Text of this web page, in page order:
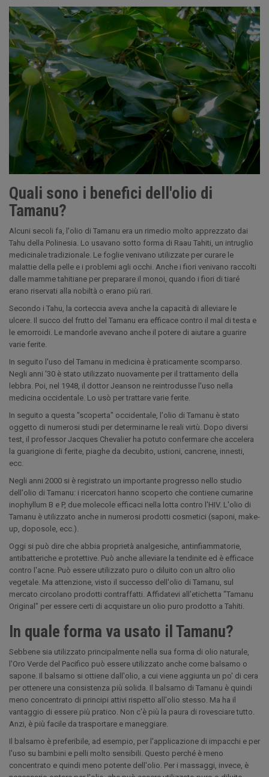
Quali sono i benefici dell'olio di
Tamanu?
Alcuni secoli fa, l'olio di Tamanu era un rimedio molto apprezzato dai
Tahu della Polinesia. Lo usavano sotto forma di Raau Tahiti, un intruglio
medicinale tradizionale. Le foglie venivano utilizzate per curare le
malattie della pelle e i problemi agli occhi. Anche i fiori venivano raccolti
dalle mamme tahitiane per preparare il monoi, quando i fiori di tiaré
erano riservati alla nobiltà o erano più rari.
Secondo i Tahu, la corteccia aveva anche la capacità di alleviare le
ulcere. Il succo del frutto del Tamanu era efficace contro il mal di testa e
le emorroidi. Le mandorle avevano anche il potere di aiutare a guarire
varie ferite.
In seguito l'uso del Tamanu in medicina è praticamente scomparso.
Negli anni '30 è stato utilizzato nuovamente per il trattamento della
lebbra. Poi, nel 1948, il dottor Jeanson ne reintrodusse l'uso nella
medicina occidentale. Lo usò per trattare varie ferite.
In seguito a questa "scoperta" occidentale, l'olio di Tamanu è stato
oggetto di numerosi studi per determinarne le reali virtù. Dopo diversi
test, il professor Jacques Chevalier ha potuto confermare che accelera
la guarigione di ferite, piaghe da decubito, ustioni, cancrene, innesti,
ecc.
Negli anni 2000 si è registrato un importante progresso nello studio
dell'olio di Tamanu: i ricercatori hanno scoperto che contiene cumarine
inophyllum B e P, due molecole efficaci nella lotta contro l'HIV. L'olio di
Tamanu è utilizzato anche in numerosi prodotti cosmetici (saponi, make-
up, doposole, ecc.).
Oggi si può dire che abbia proprietà analgesiche, antinfiammatorie,
antibatteriche e protettive. Può anche alleviare la tendinite ed è efficace
contro l'acne. Può essere utilizzato puro o diluito con un altro olio
vegetale. Ma attenzione, visto il successo dell'olio di Tamanu, sul
mercato circolano prodotti contraffatti. Affidatevi all'etichetta "Tamanu
Original" per essere certi di acquistare un olio puro prodotto a Tahiti.
In quale forma va usato il Tamanu?
Sebbene sia utilizzato principalmente nella sua forma di olio naturale,
l'Oro Verde del Pacifico può essere utilizzato anche come balsamo o
sapone. Il balsamo si ottiene dall'olio, a cui viene aggiunta un po' di cera
per ottenere una consistenza più solida. Il balsamo di Tamanu è quindi
meno concentrato di principi attivi rispetto all'olio stesso. Ma ha il
vantaggio di essere più pratico. Non c'è più la paura di rovesciare tutto.
Anzi, è più facile da trasportare e maneggiare.
Il balsamo è preferibile, ad esempio, per l'applicazione di impacchi e per
l'uso su bambini e pelli molto sensibili. Questo perché è meno
concentrato e quindi meno potente dell'olio. Per i massaggi, invece, è